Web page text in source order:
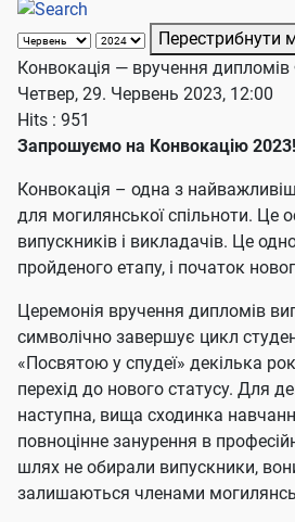
Перестрибнути
Конвокація — вручення
Четвер, 29. Червень 2023, 12:00
Hits : 951
Запрошуємо на Конвокацію 2023!
Конвокація – одна з
для могилянської спільноти. Це
випускників і викладачів. Це
пройденого етапу, і початок
Церемонія вручення дипломів
символічно завершує цикл
«Посвятою у спудеї» декілька
перехід до нового статусу. Для
наступна, вища сходинка
повноцінне занурення в
шлях не обирали випускники,
залишаються членами